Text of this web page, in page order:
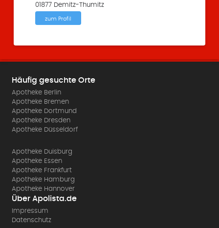
01877 Demitz-Thumitz
zum Profil
Häufig gesuchte Orte
Apotheke Berlin
Apotheke Bremen
Apotheke Dortmund
Apotheke Dresden
Apotheke Düsseldorf
Apotheke Duisburg
Apotheke Essen
Apotheke Frankfurt
Apotheke Hamburg
Apotheke Hannover
Über Apolista.de
Impressum
Datenschutz